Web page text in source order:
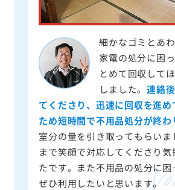
細かなゴミとあ
家電の処分に困
とめて回収して
しました。連絡
てくださり、迅速に回収を進め
ため短時間で不用品処分が終わ
室分の量を引き取ってもらい
まで笑顔で対応してくださり気
たです。また不用品の処分に
ぜひ利用したいと思います。